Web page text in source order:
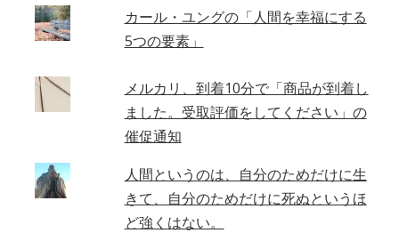
カール・ユングの「人間を幸福にする
5つの要素」
メルカリ、到着10分で「商品が到着し
ました。受取評価をしてください」の
催促通知
人間というのは、自分のためだけに生
きて、自分のためだけに死ぬというほ
ど強くはない。